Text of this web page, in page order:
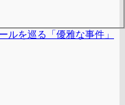
ルを巡る「優雅な事件」